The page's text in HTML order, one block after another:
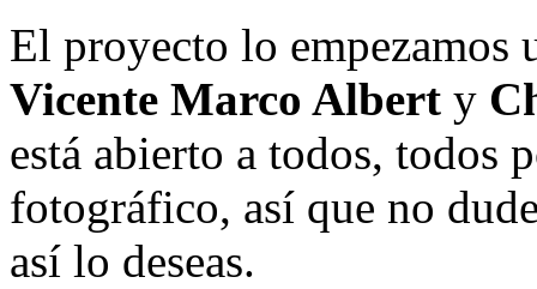
El proyecto lo empezamos
Vicente Marco Albert y
está abierto a todos, todos
fotográfico, así que no
así lo deseas.